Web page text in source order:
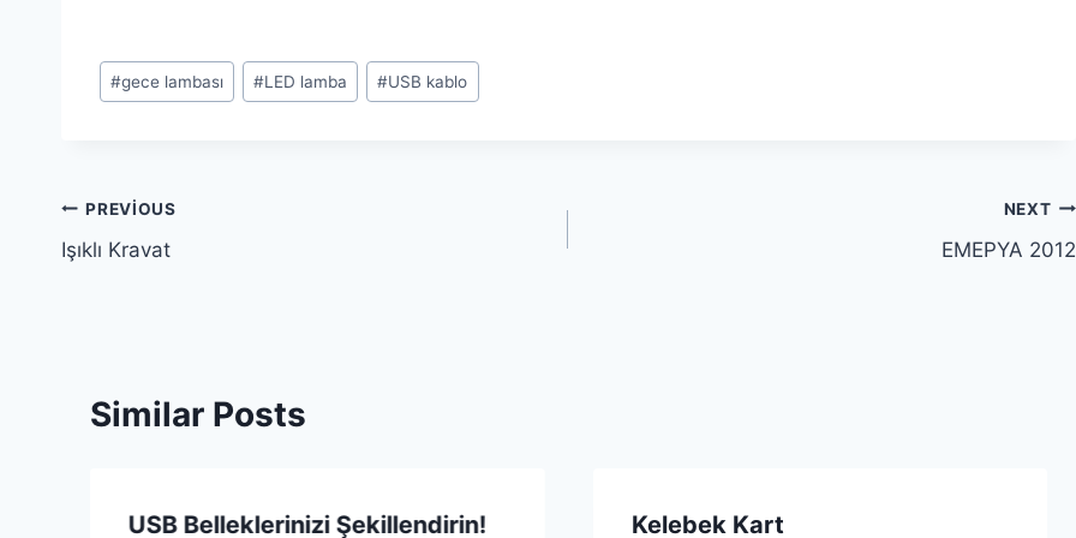
Post
Tags:
#gece lambası #LED lamba #USB kablo
Yazı
gezinmesi
PREVIOUS
Işıklı Kravat
NEXT
EMEPYA 2012
Similar Posts
USB Belleklerinizi Şekillendirin! Kelebek Kart